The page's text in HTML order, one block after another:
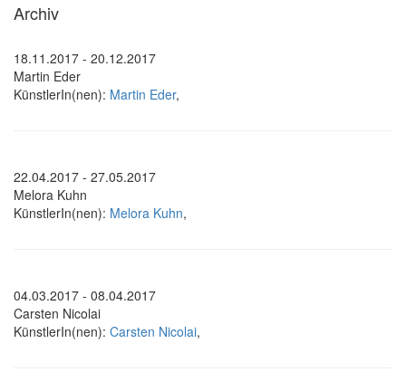
Archiv
18.11.2017 - 20.12.2017
Martin Eder
KünstlerIn(nen): Martin Eder,
22.04.2017 - 27.05.2017
Melora Kuhn
KünstlerIn(nen): Melora Kuhn,
04.03.2017 - 08.04.2017
Carsten Nicolai
KünstlerIn(nen): Carsten Nicolai,